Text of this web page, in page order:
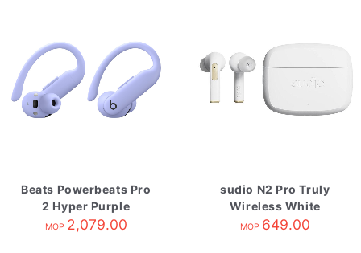
Beats Powerbeats Pro
2 Hyper Purple
MOP 2,079.00
sudio N2 Pro Truly
Wireless White
MOP 649.00